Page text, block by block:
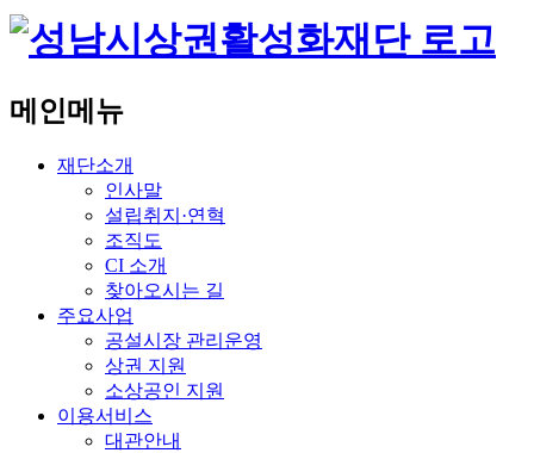
메인메뉴
재단소개
인사말
설립취지·연혁
조직도
CI 소개
찾아오시는 길
주요사업
공설시장 관리운영
상권 지원
소상공인 지원
이용서비스
대관안내